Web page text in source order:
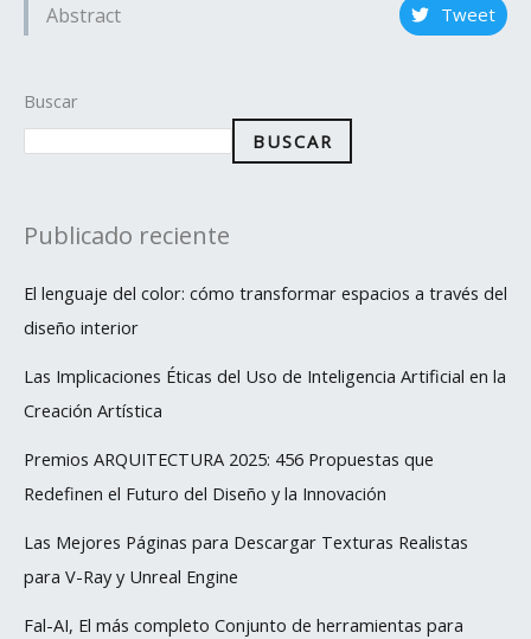
Abstract Tweet
Buscar
BUSCAR
Publicado reciente
El lenguaje del color: cómo transformar espacios a través del
diseño interior
Las Implicaciones Éticas del Uso de Inteligencia Artificial en la
Creación Artística
Premios ARQUITECTURA 2025: 456 Propuestas que
Redefinen el Futuro del Diseño y la Innovación
Las Mejores Páginas para Descargar Texturas Realistas
para V-Ray y Unreal Engine
Fal-AI, El más completo Conjunto de herramientas para